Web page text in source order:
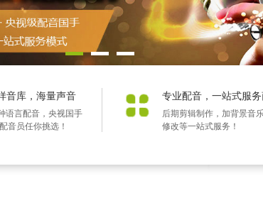
音库，海量声音
语言配音，央视国手
音员任你挑选！
专业配音，一站式服
后期剪辑制作，加背景音
修改等一站式服务！